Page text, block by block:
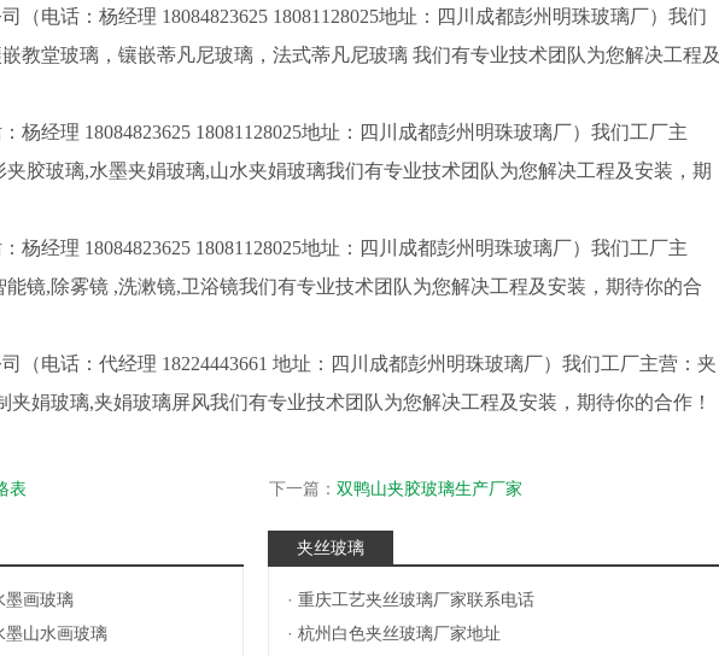
（电话：杨经理 18084823625 18081128025地址：四川成都彭州明珠玻璃厂）我们
教堂玻璃，镶嵌蒂凡尼玻璃，法式蒂凡尼玻璃 我们有专业技术团队为您解决工程及
杨经理 18084823625 18081128025地址：四川成都彭州明珠玻璃厂）我们工厂主
胶玻璃,水墨夹娟玻璃,山水夹娟玻璃我们有专业技术团队为您解决工程及安装，期
杨经理 18084823625 18081128025地址：四川成都彭州明珠玻璃厂）我们工厂主
镜,除雾镜 ,洗漱镜,卫浴镜我们有专业技术团队为您解决工程及安装，期待你的合
（电话：代经理 18224443661 地址：四川成都彭州明珠玻璃厂）我们工厂主营：夹
夹娟玻璃,夹娟玻璃屏风我们有专业技术团队为您解决工程及安装，期待你的合作！
表 下一篇： 双鸭山夹胶玻璃生产厂家
墨画玻璃
墨山水画玻璃
夹丝玻璃
· 重庆工艺夹丝玻璃厂家联系电话
· 杭州白色夹丝玻璃厂家地址